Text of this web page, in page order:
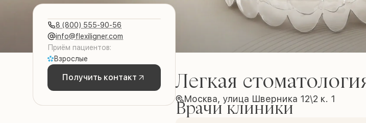
8 (800) 555-90-56
info@flexiligner.com
Приём пациентов:
Взрослые
Получить контакт Легкая
Москва, улица Шверника 12\2 к. 1
Врачи клиники